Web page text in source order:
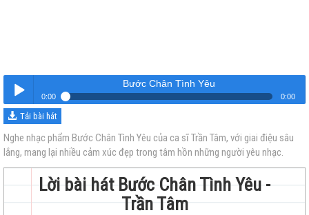
Nghe
Bước Chân Tình Yêu
0:00 0:00
Bước Chân Tình Yêu
Tải bài hát
Nghe nhạc phẩm Bước Chân Tình Yêu của ca sĩ Trần Tâm, với giai điệu sâu
lắng, mang lại nhiều cảm xúc đẹp trong tâm hồn những người yêu nhạc.
Lời bài hát Bước Chân Tình Yêu -
Trần Tâm